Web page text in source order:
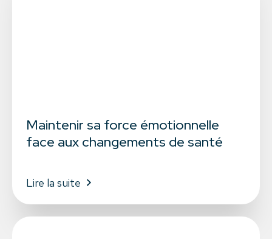
Maintenir sa force émotionnelle
face aux changements de santé
Lire la suite